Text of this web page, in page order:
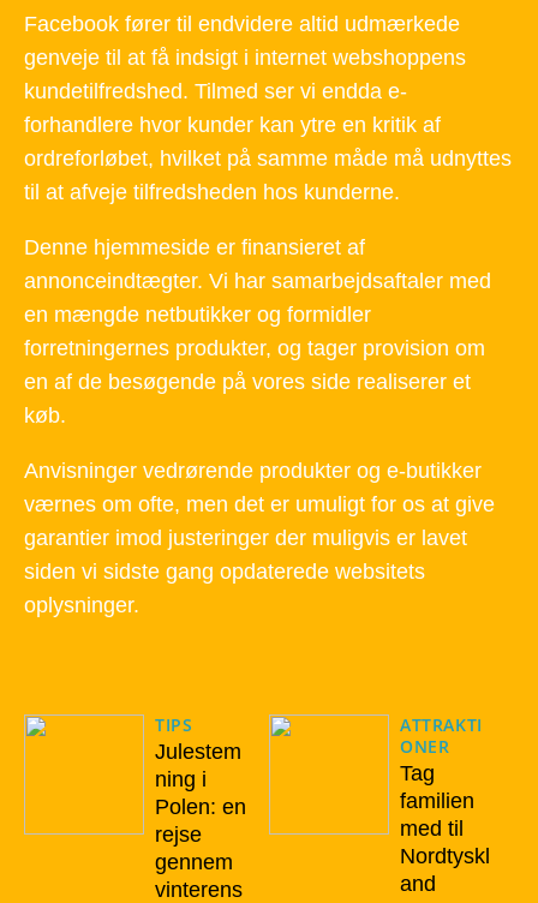
Facebook fører til endvidere altid udmærkede
genveje til at få indsigt i internet webshoppens
kundetilfredshed. Tilmed ser vi endda e-
forhandlere hvor kunder kan ytre en kritik af
ordreforløbet, hvilket på samme måde må udnyttes
til at afveje tilfredsheden hos kunderne.
Denne hjemmeside er finansieret af
annonceindtægter. Vi har samarbejdsaftaler med
en mængde netbutikker og formidler
forretningernes produkter, og tager provision om
en af de besøgende på vores side realiserer et
køb.
Anvisninger vedrørende produkter og e-butikker
værnes om ofte, men det er umuligt for os at give
garantier imod justeringer der muligvis er lavet
siden vi sidste gang opdaterede websitets
oplysninger.
TIPS
Julestem
ning i
Polen: en
rejse
gennem
vinterens
ATTRAKTI
ONER
Tag
familien
med til
Nordtyskl
and